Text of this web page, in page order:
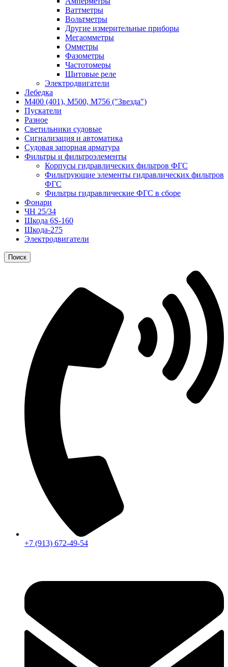
Ваттметры
Вольтметры
Другие измерительные приборы
Мегаомметры
Омметры
Фазометры
Частотомеры
Щитовые реле
Электродвигатели
Лебедка
М400 (401), М500, М756 ("Звезда")
Пускатели
Разное
Светильники судовые
Сигнализация и автоматика
Судовая запорная арматура
Фильтры и фильтроэлементы
Корпусы гидравлических фильтров ФГС
Фильтрующие элементы гидравлических фильтров
ФГС
Фильтры гидравлические ФГС в сборе
Фонари
ЧН 25/34
Шкода 6S-160
Шкода-275
Электродвигатели
Поиск
+7 (913) 672-49-54